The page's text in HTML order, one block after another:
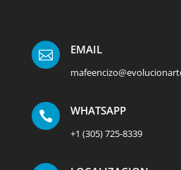
 EMAIL
 WHATSAPP
+1 (305) 725-8339